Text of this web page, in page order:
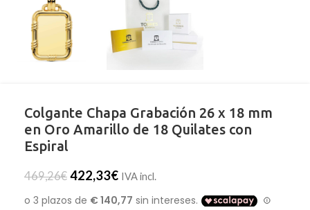
Colgante Chapa Grabación 26 x 18 mm
en Oro Amarillo de 18 Quilates con
Espiral
469,26€ 422,33€ IVA incl.